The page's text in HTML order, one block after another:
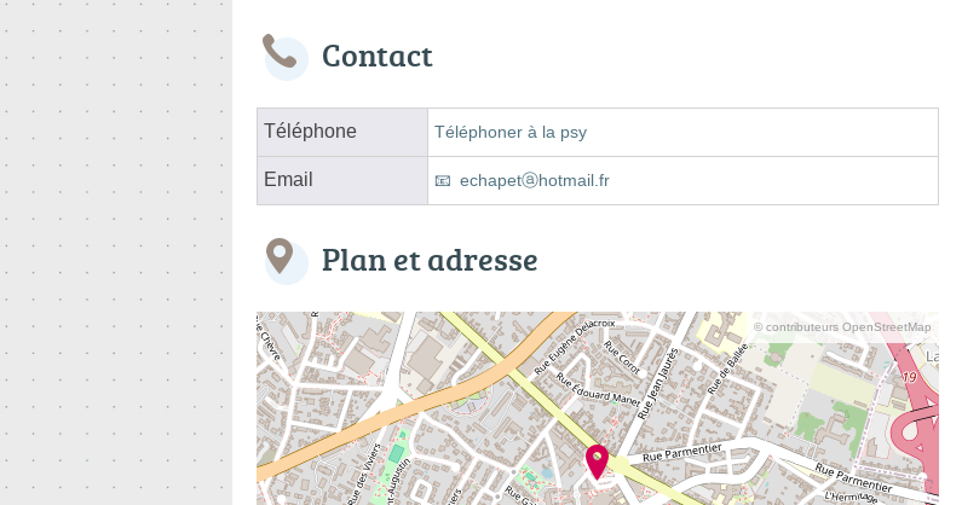
Contact
Téléphone Téléphoner à la psy
Email echapetⓐhotmail.fr
Plan et adresse
© contributeurs OpenStreetMap